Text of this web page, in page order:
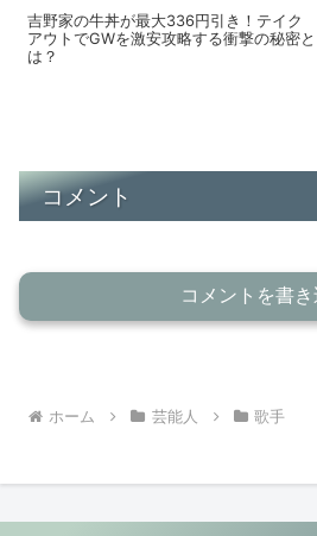
吉野家の牛丼が最大336円引き！テイク
アウトでGWを激安攻略する衝撃の秘密と
は？
コメント
コメントを書き
ホーム 芸能人 歌手